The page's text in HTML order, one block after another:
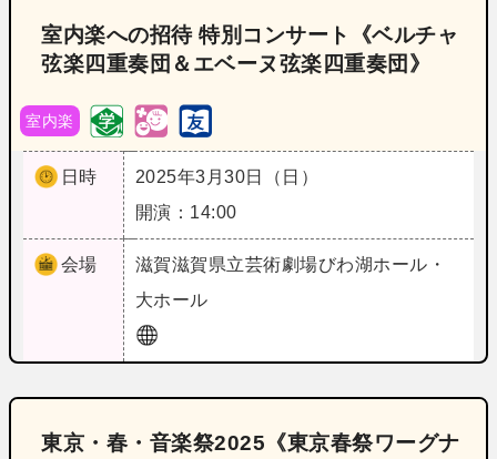
室内楽への招待 特別コンサート《ベルチャ
弦楽四重奏団＆エベーヌ弦楽四重奏団》
室内楽
日時
2025年3月30日（日）
開演：14:00
会場 滋賀滋賀県立芸術劇場びわ湖ホール・
大ホール
東京・春・音楽祭2025《東京春祭ワーグナ